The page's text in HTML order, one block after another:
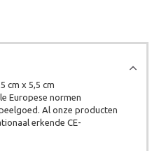
cm x 5,5 cm
Europese normen
Al onze producten
erkende CE-